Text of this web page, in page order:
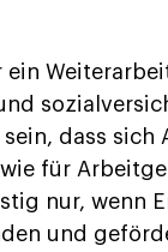
dass sich
für
nur, wenn
und